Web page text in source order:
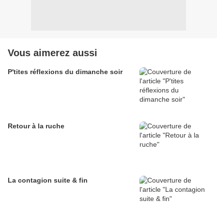
Vous aimerez aussi
P'tites réflexions du dimanche soir
Retour à la ruche
La contagion suite & fin